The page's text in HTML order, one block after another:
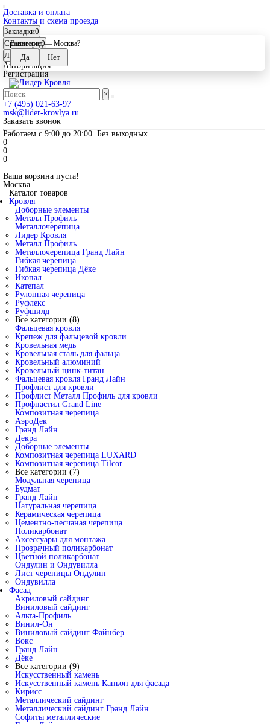
Доставка и оплата
Контакты и схема проезда
Закладки0
Сравнение0
Личный кабинет
Авторизация
Регистрация
×
+7 (495) 021-63-97
msk@lider-krovlya.ru
Заказать звонок
Работаем с 9:00 до 20:00. Без выходных
0
0
0
Ваша корзина пуста!
Москва
Ваш город — Москва?
Каталог товаров
Кровля
Доборные элементы
Металл Профиль
Металлочерепица
Лидер Кровля
Металл Профиль
Металлочерепица Гранд Лайн
Гибкая черепица
Гибкая черепица Дёке
Икопал
Катепал
Рулонная черепица
Руфлекс
Руфшилд
Все категории (8)
Фальцевая кровля
Крепеж для фальцевой кровли
Кровельная медь
Кровельная сталь для фальца
Кровельный алюминий
Кровельный цинк-титан
Фальцевая кровля Гранд Лайн
Профлист для кровли
Профлист Металл Профиль для кровли
Профнастил Grand Line
Композитная черепица
АэроДек
Гранд Лайн
Декра
Доборные элементы
Композитная черепица LUXARD
Композитная черепица Tilcor
Все категории (7)
Модульная черепица
Будмат
Гранд Лайн
Натуральная черепица
Керамическая черепица
Цементно-песчаная черепица
Поликарбонат
Аксессуары для монтажа
Прозрачный поликарбонат
Цветной поликарбонат
Ондулин и Ондувилла
Лист черепицы Ондулин
Ондувилла
Фасад
Акриловый сайдинг
Виниловый сайдинг
Альта-Профиль
Винил-Он
Виниловый сайдинг Файнбер
Вокс
Гранд Лайн
Дёке
Все категории (9)
Искусственный камень
Искусственный камень Каньон для фасада
Кирисс
Металлический сайдинг
Металлический сайдинг Гранд Лайн
Софиты металлические